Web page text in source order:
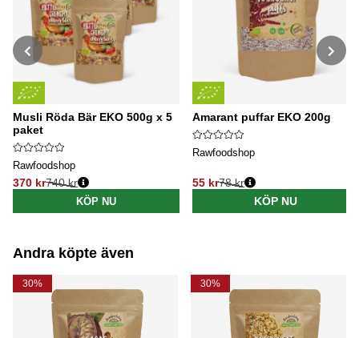
Musli Röda Bär EKO 500g x 5
paket
Rawfoodshop
370 kr
Ordinarie pris:
740 kr
KÖP NU
Amarant puffar EKO 200g
Rawfoodshop
55 kr
Ordinarie pris:
78 kr
KÖP NU
Andra köpte även
30% 30%